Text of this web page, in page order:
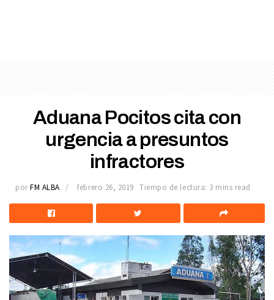
Aduana Pocitos cita con
urgencia a presuntos
infractores
por FM ALBA febrero 26, 2019 Tiempo de lectura: 3 mins read